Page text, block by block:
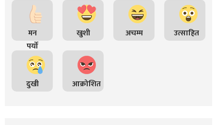
मन
पर्यो
खुशी अचम्म उत्साहित
दुखी आक्रोशित